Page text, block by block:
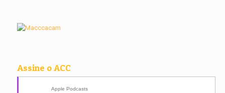
Assine o ACC
Apple Podcasts